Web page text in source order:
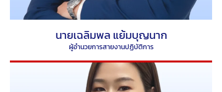
นายเฉลิมพล แย้มบุญนาก
ผู้อำนวยการสายงานปฏิบัติการ